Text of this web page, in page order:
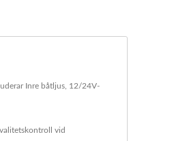
Inre båtljus, 12/24V-
vid